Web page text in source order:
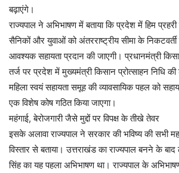
बढ़ाएंगे।
राज्यपाल ने अभिभाषण में बताया कि प्रदेश में हिम
सैनिकों और युवाओं को अंतरराष्ट्रीय सीमा के
आवश्यक सहायता प्रदान की जाएगी। प्रधानमंत्री
तर्ज पर प्रदेश में मुख्यमंत्री किसान प्रोत्साहन निधि
महिला स्वयं सहायता समूह की व्यावसायिक पहल को
एक विशेष कोष गठित किया जाएगा।
महंगाई, बेरोजगारी जैसे मुद्दों पर विपक्ष के तीखे तेवर
इसके अलावा राज्यपाल ने सरकार की भविष्य की सभी
विस्तार से बताया। उत्तराखंड का राज्यपाल बनने के
सिंह का यह पहला अभिभाषण था। राज्यपाल के